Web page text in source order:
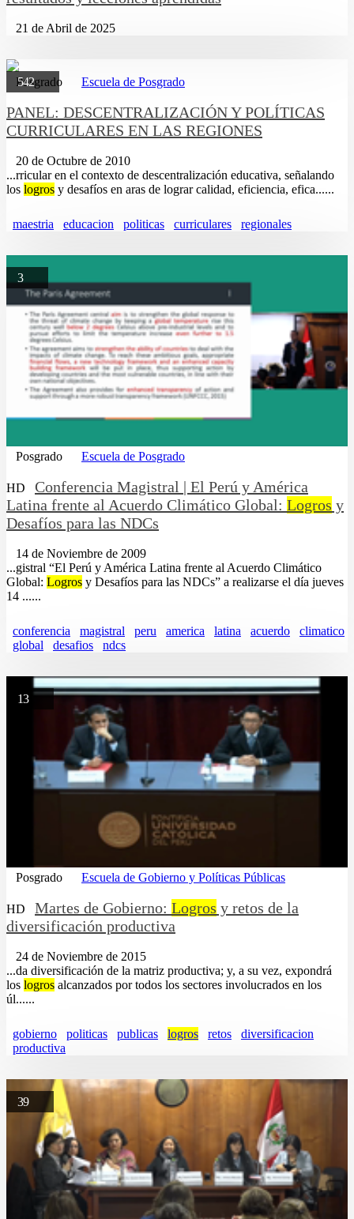
21 de Abril de 2025
542
Posgrado Escuela de Posgrado
PANEL: DESCENTRALIZACIÓN Y POLÍTICAS
CURRICULARES EN LAS REGIONES
20 de Octubre de 2010
...rricular en el contexto de descentralización educativa, señalando
los logros y desafí­os en aras de lograr calidad, eficiencia, efica......
maestria educacion politicas curriculares regionales
3
Posgrado Escuela de Posgrado
HD
Conferencia Magistral | El Perú y América
Latina frente al Acuerdo Climático Global: Logros y
Desafíos para las NDCs
14 de Noviembre de 2009
...gistral “El Perú y América Latina frente al Acuerdo Climático
Global: Logros y Desafíos para las NDCs” a realizarse el día jueves
14 ......
conferencia magistral peru america latina acuerdo
climatico
global
desafios ndcs
13
Posgrado Escuela de Gobierno y Políticas Públicas
HD Martes de Gobierno: Logros y retos de la
diversificación productiva
24 de Noviembre de 2015
...da diversificación de la matriz productiva; y, a su vez, expondrá
los logros alcanzados por todos los sectores involucrados en los
úl......
gobierno politicas publicas logros retos
diversificacion
productiva
39